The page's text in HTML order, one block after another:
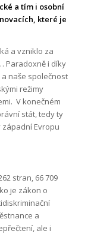
a tím i osobní
které je
a vzniklo za
Paradoxně i díky
naše společnost
režimy
V konečném
stát, tedy ty
Evropu
stran, 66 709
je zákon o
a
ale i